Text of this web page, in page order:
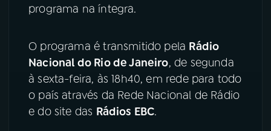
programa na íntegra.
O programa é transmitido pela Rádio
Nacional do Rio de Janeiro, de segunda
à sexta-feira, às 18h40, em rede para todo
o país através da Rede Nacional de Rádio
e do site das Rádios EBC.